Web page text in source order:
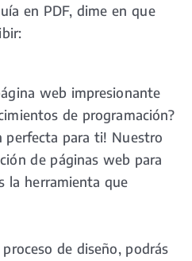
en PDF, dime en que
web impresionante
de programación?
perfecta para ti! Nuestro
de páginas web para
la herramienta que
de diseño, podrás